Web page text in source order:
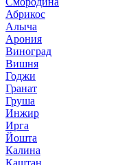
Абрикос
Алыча
Арония
Виноград
Вишня
Годжи
Гранат
Груша
Инжир
Ирга
Йошта
Калина
Каштан